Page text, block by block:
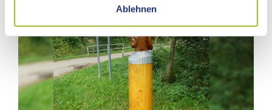
Wir verwenden selbst nur Cookies, die wir für die
Funktionalität unserer Website benötigen. Durch den
Einsatz dieser Cookies werden aktiv keine Daten an
Dritte weitergegeben. Jedoch sind auf unserer Website
Inhalte von Drittanbietern eingebunden, die
möglicherweise Cookies für Marketingzwecke
verwenden. Welche Cookies im Einzelnen zur
Ablehnen